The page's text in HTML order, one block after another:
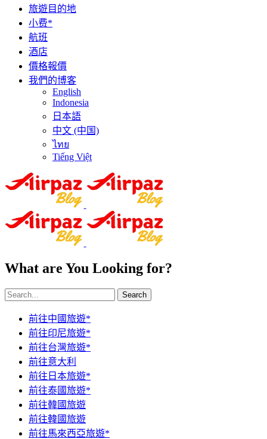
旅遊目的地
小费*
航班
酒店
價格報價
我們的博客
English
Indonesia
日本語
中文 (中国)
ไทย
Tiếng Việt
What are You Looking for?
Search
前往中國旅遊*
前往印尼旅遊*
前往台灣旅遊*
前往意大利
前往日本旅遊*
前往泰國旅遊*
前往韓國旅遊
前往韓國旅遊
前往馬來西亞旅遊*